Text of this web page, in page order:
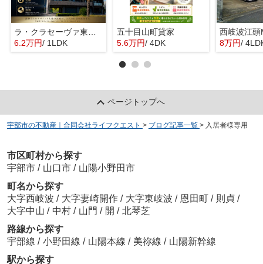
6.2万円/ 1LDK
五十目山町貸家
5.6万円/ 4DK
西岐波江頭
8万円/
ページトップへ
宇部市の不動産｜合同会社ライフクエスト > ブログ記事一覧 > 入居者様専用
市区町村から探す
宇部市 / 山口市 / 山陽小野田市
町名から探す
大字西岐波 / 大字妻崎開作 / 大字東岐波 / 恩田町 / 則貞 /
大字中山 / 中村 / 山門 / 開 / 北琴芝
路線から探す
宇部線 / 小野田線 / 山陽本線 / 美祢線 / 山陽新幹線
駅から探す